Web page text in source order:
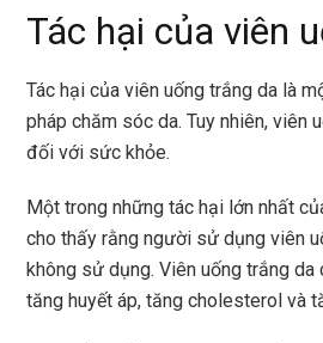
Tác hại của viên
Tác hại của viên uống trắng da là
pháp chăm sóc da. Tuy nhiên, viên
đối với sức khỏe.
Một trong những tác hại lớn nhất
cho thấy rằng người sử dụng viên
không sử dụng. Viên uống trắng
tăng huyết áp, tăng cholesterol và